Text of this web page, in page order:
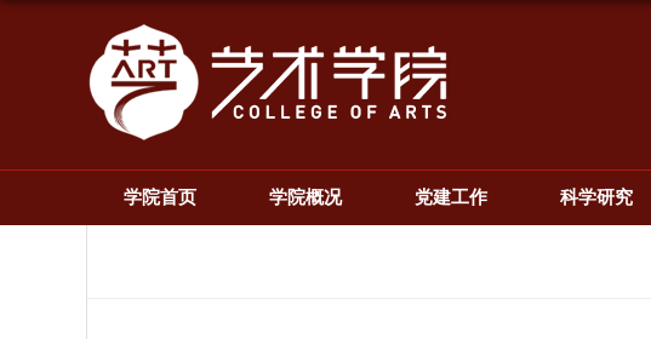
学院首页 学院概况 党建工作 科学研究